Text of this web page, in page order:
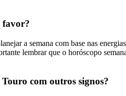
favor?
a semana com base nas
lembrar que o horóscopo
com outros signos?